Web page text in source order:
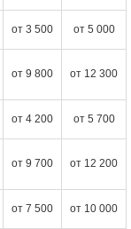
от 3 500 от 5 000
от 9 800 от 12 300
от 4 200 от 5 700
от 9 700 от 12 200
от 7 500 от 10 000